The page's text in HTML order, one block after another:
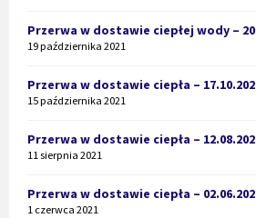
Przerwa w dostawie ciepłej wody –
19 października 2021
Przerwa w dostawie ciepła –
15 października 2021
Przerwa w dostawie ciepła –
11 sierpnia 2021
Przerwa w dostawie ciepła –
1 czerwca 2021